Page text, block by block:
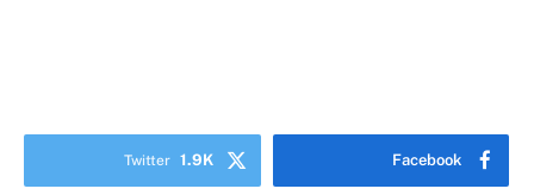
Facebook
Twitter 1.9K